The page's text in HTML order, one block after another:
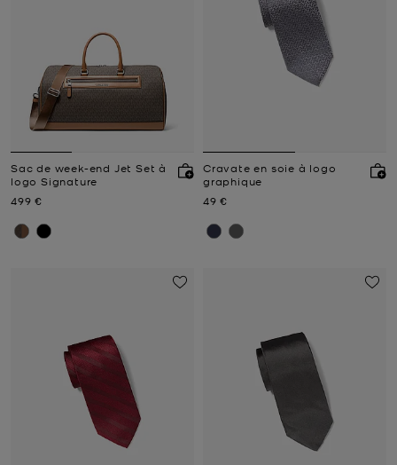
Sac de week-end Jet Set à
logo Signature
Prix actuel
499 €
Cravate en soie à logo
graphique
Prix actuel
49 €